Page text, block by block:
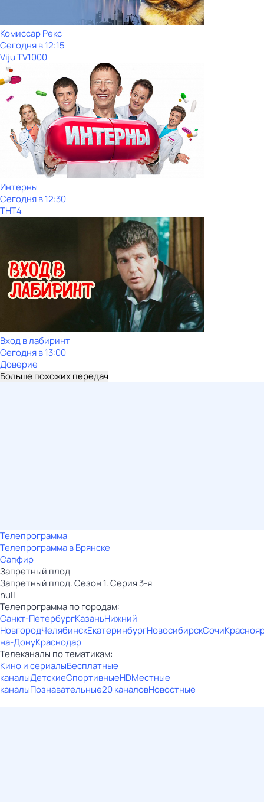
Комиссар Рекс
Сегодня в 12:15
Viju TV1000
Интерны
Сегодня в 12:30
ТНТ4
Вход в лабиринт
Сегодня в 13:00
Доверие
Больше похожих передач
Телепрограмма
Телепрограмма в Брянске
Сапфир
Запретный плод
Запретный плод. Сезон 1. Серия 3-я
null
Телепрограмма по городам:
Санкт-ПетербургКазаньНижний
НовгородЧелябинскЕкатеринбургНовосибирскСочи
на-ДонуКраснодар
Телеканалы по тематикам:
Кино и сериалыБесплатные
каналыДетскиеСпортивныеHDМестные
каналыПознавательные20 каналовНовостные